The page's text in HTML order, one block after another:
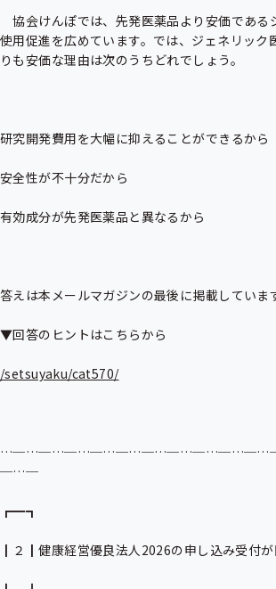
協会けんぽでは、先発医薬品より安価である
使用促進を広めています。では、ジェネリック
りも安価な理由は次のうちどれでしょう。
研究開発費用を大幅に抑えることができるから
安全性が不十分だから
有効成分が先発医薬品と異なるから
答えは本メールマガジンの最後に掲載していま
▼回答のヒントはこちらから
/setsuyaku/cat570/
─…─
┏━┓
┃２┃健康経営優良法人2026の申し込み受付が